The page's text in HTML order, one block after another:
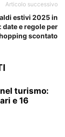
Articolo successivo
estivi 2025 in
date e regole per
scontato
turismo:
e 16